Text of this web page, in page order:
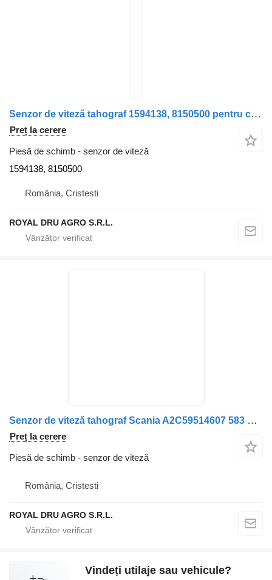
Senzor de viteză tahograf 1594138, 8150500 pentru camion VDO pentru Volvo 1594138 8150500
Preț la cerere
Piesă de schimb - senzor de viteză
1594138, 8150500
România, Cristesti
ROYAL DRU AGRO S.R.L.
Senzor de viteză tahograf Scania A2C59514607 583 pentru camion VDO A2C59514607-583
Preț la cerere
Piesă de schimb - senzor de viteză
România, Cristesti
ROYAL DRU AGRO S.R.L.
Vindeți utilaje sau vehicule?